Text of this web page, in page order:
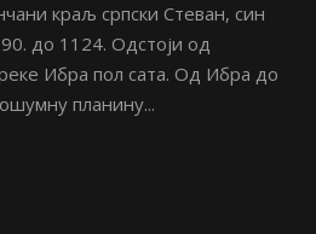
краљ српски Стеван, син
до 1124. Одстоји од
Ибра пол сата. Од Ибра до
планину...